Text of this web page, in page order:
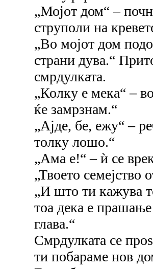
„Мојот дом“ –
струполи на
„Во мојот дом
страни дува.“
смрдулката.
„Колку е мека“ –
ќе замрзнам.“
„Ајде, бе, ежу“ –
толку лошо.“
„Ама е!“ – ѝ се
„Твоето семејство
„И што ти кажува
тоа дека е
глава.“
Смрдулката се
ти побараме нов